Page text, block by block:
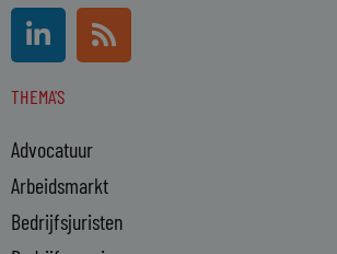
L
i
n
k
d
i
n
-
R
s
s
THEMA'S
Advocatuur
Arbeidsmarkt
Bedrijfsjuristen